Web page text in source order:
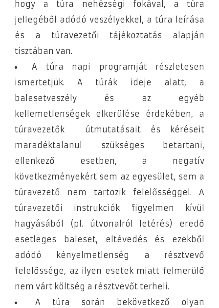
hogy a túra nehézségi fokával, a túra
jellegéből adódó veszélyekkel, a túra leírása
és a túravezetői tájékoztatás alapján
tisztában van.
A túra napi programját részletesen
ismertetjük. A túrák ideje alatt, a
balesetveszély és az egyéb
kellemetlenségek elkerülése érdekében, a
túravezetők útmutatásait és kéréseit
maradéktalanul szükséges betartani,
ellenkező esetben, a negatív
következményekért sem az egyesület, sem a
túravezető nem tartozik felelősséggel. A
túravezetői instrukciók figyelmen kívül
hagyásából (pl. útvonalról letérés) eredő
esetleges baleset, eltévedés és ezekből
adódó kényelmetlenség a résztvevő
felelőssége, az ilyen esetek miatt felmerülő
nem várt költség a résztvevőt terheli.
A túra során bekövetkező olyan